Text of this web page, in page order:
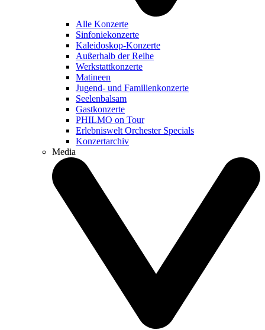
Alle Konzerte
Sinfoniekonzerte
Kaleidoskop-Konzerte
Außerhalb der Reihe
Werkstattkonzerte
Matineen
Jugend- und Familienkonzerte
Seelenbalsam
Gastkonzerte
PHILMO on Tour
Erlebniswelt Orchester Specials
Konzertarchiv
Media